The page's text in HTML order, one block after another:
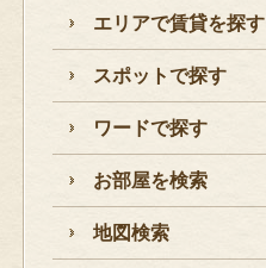
エリアで賃貸を探す
スポットで探す
ワードで探す
お部屋を検索
地図検索